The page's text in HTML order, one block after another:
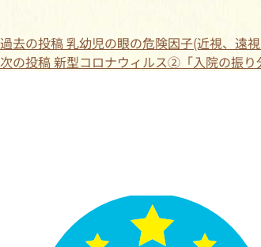
過去の投稿 乳幼児の眼の危険因子(近視、遠
次の投稿 新型コロナウィルス②「入院の振り